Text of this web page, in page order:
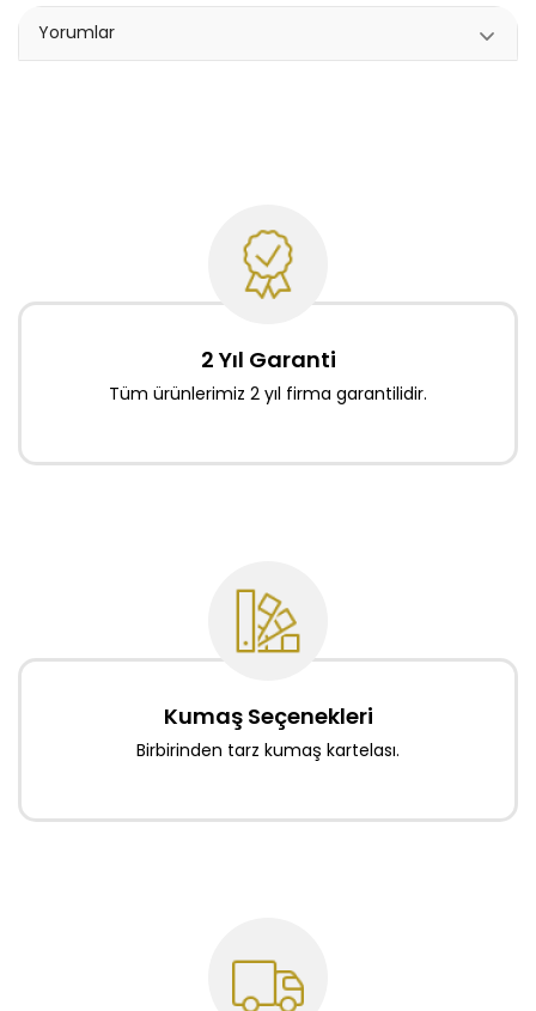
Yorumlar
2 Yıl Garanti
Tüm ürünlerimiz 2 yıl firma garantilidir.
Kumaş Seçenekleri
Birbirinden tarz kumaş kartelası.